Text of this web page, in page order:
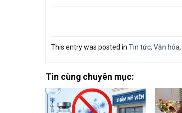
This entry was posted in Tin tức, Văn hóa,
Tin cùng chuyên mục: